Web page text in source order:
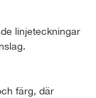
linjeteckningar
färg, där